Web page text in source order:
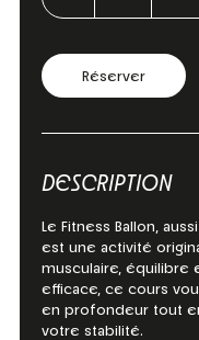
Réserver
DESCRIPTION
Le Fitness Ballon,
est une activité
musculaire, équilibre
efficace, ce cours
en profondeur tout
votre stabilité.